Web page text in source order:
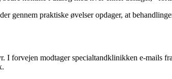
gennem praktiske øvelser opdager, at
I forvejen modtager specialtandklinikken e-mails